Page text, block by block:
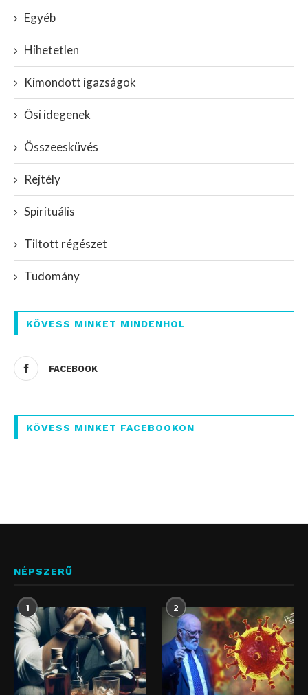
Egyéb
Hihetetlen
Kimondott igazságok
Ősi idegenek
Összeesküvés
Rejtély
Spirituális
Tiltott régészet
Tudomány
KÖVESS MINKET MINDENHOL
FACEBOOK
KÖVESS MINKET FACEBOOKON
NÉPSZERŰ
1 2